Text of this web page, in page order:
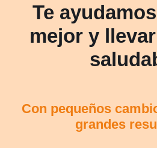
Te
mejor y
Con pequeños
grandes